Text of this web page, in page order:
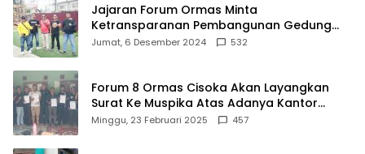
Jajaran Forum Ormas Minta
Ketransparanan Pembangunan Gedung
Damkar Di Kecamatan Cisoka
Jumat, 6 Desember 2024 532
Forum 8 Ormas Cisoka Akan Layangkan
Surat Ke Muspika Atas Adanya Kantor
Matel di Cisoka
Minggu, 23 Februari 2025 457